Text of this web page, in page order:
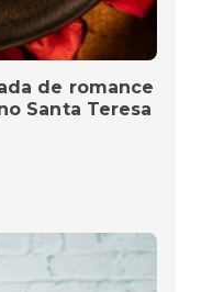
de romance
Santa Teresa